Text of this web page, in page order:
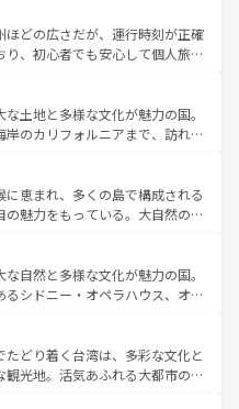
ぞれで全く異なる文化を体験で
お、新着のフランス情報はコンテンツ一覧
てほしい。 なお、新着の
一覧を参照してほしい。
る。また、優雅なアフタヌーン
たまらない英国パブ、サッカー観
できる体験も豊富。イギリスを旅
。
ほどの広さだが、運行時刻が正確
り、初心者でも安心して個人旅行
、スイスならではのユニークな
光だけでなく町歩きも満喫する
得が高いため物価も高いが、旅行
むこともできる。 なお、新
ンツ一覧 を参照してほしい。
土地と多様な文化が魅力の国。
岸のカリフォルニアまで、訪れる
、ショッピング、エンターテイ
的なスポットだ。一方、アメリカ
、グランドキャニオンやイエロー
、音楽と美食が融合した独特の
リカの各地域で異なる魅力を楽
と豊かな歴史を感じることができ
、新着のアメリカ
参照してほしい。
に恵まれ、多くの島で構成される
の魅力をもっている。大自然の神
、定番の観光地といえばオアフ
るならマウイ島やカウアイ島が
リーンに輝く海をはじめ、豊かな
る人々を迎えてくれるハワイの
フードやハワイアンミュージッ
など、すべてがハワイの魅力を彩
自然と多様な文化が魅力の国。
るシドニー・オペラハウス、オー
そびえるウルル（エアーズロッ
い原生林やケアンズの熱帯雨林な
。また、カフェやワイン、オージ
たどり着く台湾は、多彩な文化と
観光地。活気あふれる大都市の台